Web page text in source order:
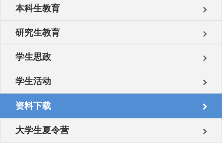
本科生教育
研究生教育
学生思政
学生活动
资料下载
大学生夏令营